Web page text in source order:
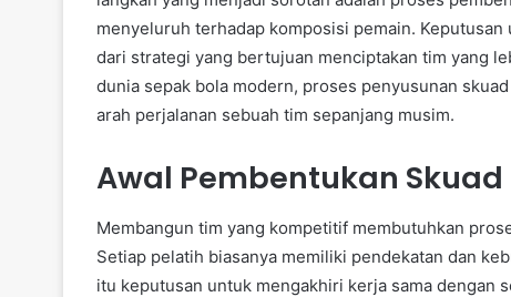
menyeluruh terhadap komposisi pemain.
dari strategi yang bertujuan menciptakan tim yang
dunia sepak bola modern, proses penyusunan
arah perjalanan sebuah tim sepanjang musim.
Awal Pembentukan Skuad
Membangun tim yang kompetitif membutuhkan
Setiap pelatih biasanya memiliki pendekatan dan
itu keputusan untuk mengakhiri kerja sama dengan